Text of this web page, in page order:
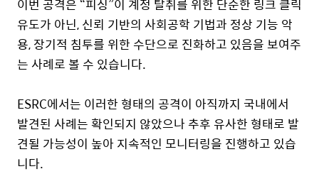
이번 공격은 “피싱”이 계정 탈취를 위한 단순한 링크 클릭
유도가 아닌,신뢰 기반의 사회공학 기법과 정상 기능 악
용, 장기적 침투를 위한 수단으로 진화하고 있음을 보여주
는 사례로 볼 수 있습니다.
ESRC에서는 이러한 형태의 공격이 아직까지 국내에서
발견된 사례는 확인되지 않았으나 추후 유사한 형태로 발
견될 가능성이 높아 지속적인 모니터링을 진행하고 있습
니다.